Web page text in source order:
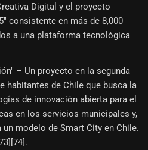
Digital y el proyecto
consistente en más de 8,000
a una plataforma tecnológica
– Un proyecto en la segunda
habitantes de Chile que busca la
de innovación abierta para el
en los servicios municipales y,
modelo de Smart City en Chile.